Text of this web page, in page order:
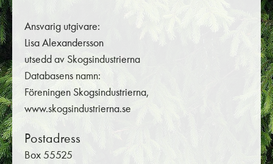
Ansvarig utgivare:
Lisa Alexandersson
utsedd av Skogsindustrierna
Databasens namn:
Föreningen Skogsindustrierna,
www.skogsindustrierna.se
Postadress
Box 55525